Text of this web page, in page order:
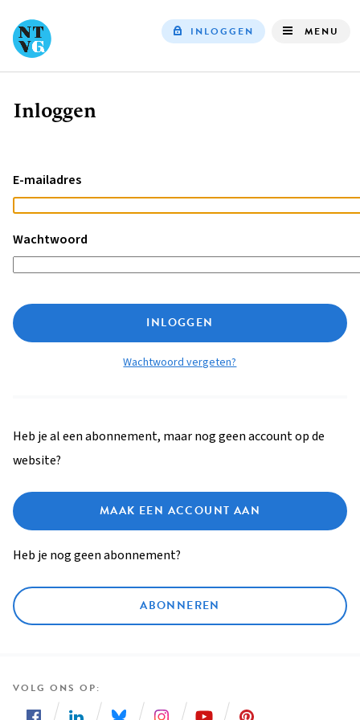
INLOGGEN MENU
Kruimelpad
Inloggen
E-mailadres
Wachtwoord
INLOGGEN
Wachtwoord vergeten?
Heb je al een abonnement, maar nog geen account op de
website?
MAAK EEN ACCOUNT AAN
Heb je nog geen abonnement?
ABONNEREN
VOLG ONS OP